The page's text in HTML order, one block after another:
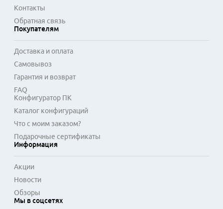
Контакты
Обратная связь
Покупателям
Доставка и оплата
Самовывоз
Гарантия и возврат
FAQ
Конфигуратор ПК
Каталог конфигураций
Что с моим заказом?
Подарочные сертификаты
Информация
Акции
Новости
Обзоры
Мы в соцсетях